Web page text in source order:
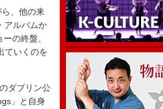
、他の来
アルバムか
の終盤、
ていくのを
ダブリン公
」と自身